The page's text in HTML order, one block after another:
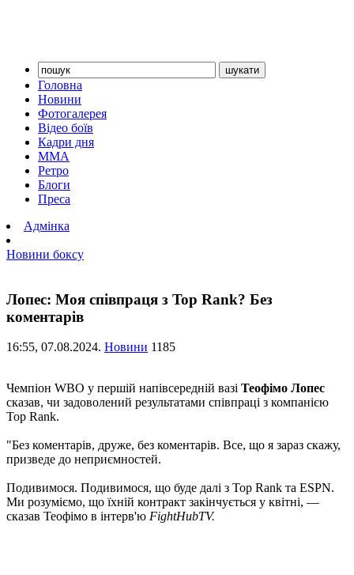
Головна
Новини
Фотогалерея
Відео боїв
Кадри дня
ММА
Ретро
Блоги
Преса
Адмінка
Новини боксу
Лопес: Моя співпраця з Top Rank? Без
коментарів
16:55, 07.08.2024. Новини 1185
Чемпіон WBO у першій напівсередній вазі Теофімо Лопес
сказав, чи задоволений результатами співпраці з компанією
Top Rank.
"Без коментарів, друже, без коментарів. Все, що я зараз скажу,
призведе до неприємностей.
Подивимося. Подивимося, що буде далі з Top Rank та ESPN.
Ми розуміємо, що їхній контракт закінчується у квітні, —
сказав Теофімо в інтерв'ю FightHubTV.